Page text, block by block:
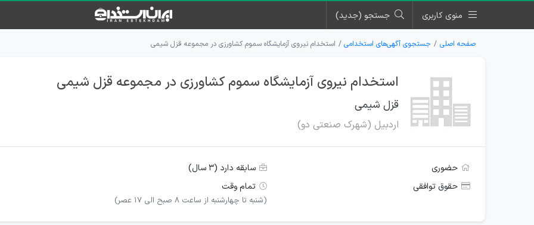
منوی کاربری جستجو (جدید)
صفحه اصلی جستجوی آگهی‌های استخدامی استخدام نیروی آزمایشگاه سموم کشاورزی در مجموعه قزل شیمی
استخدام نیروی آزمایشگاه سموم کشاورزی در مجموعه قزل شیمی
قزل شیمی
اردبیل (شهرک صنعتی دو)
حضوری
سابقه دارد (۳ سال)
حقوق توافقی
تمام وقت
(شنبه تا چهارشنبه از ساعت 8 صبح الی 17 عصر)